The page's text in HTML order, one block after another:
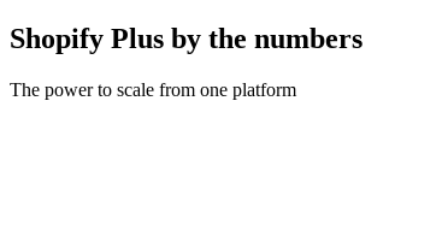
Shopify Plus by the numbers
The power to scale from one platform